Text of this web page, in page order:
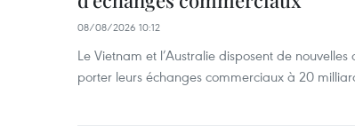
08/08/2026 10:12
Le Vietnam et l’Australie disposent de
porter leurs échanges commerciaux à 20